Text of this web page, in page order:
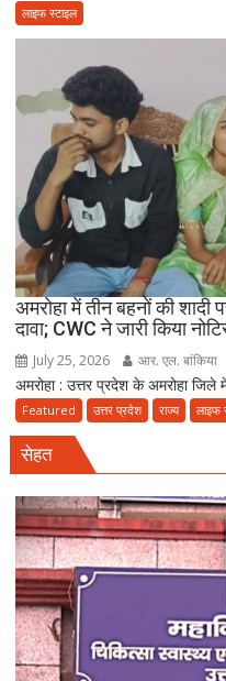
लाइफ स्टाइल
अमरोहा में तीन बहनों की शादी
दावा; CWC ने जारी किया
July 25, 2026 आर. एल. बांकिया
अमरोहा : उत्तर प्रदेश के अमरोहा
Featured उत्तर प्रदेश राज्य लाइफ
सेहत